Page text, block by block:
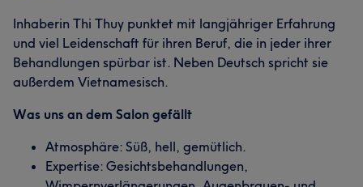
Inhaberin Thi Thuy punktet mit langjähriger Erfahrung
und viel Leidenschaft für ihren Beruf, die in jeder ihrer
Behandlungen spürbar ist. Neben Deutsch spricht sie
außerdem Vietnamesisch.
Was uns an dem Salon gefällt
Atmosphäre: Süß, hell, gemütlich.
Expertise: Gesichtsbehandlungen,